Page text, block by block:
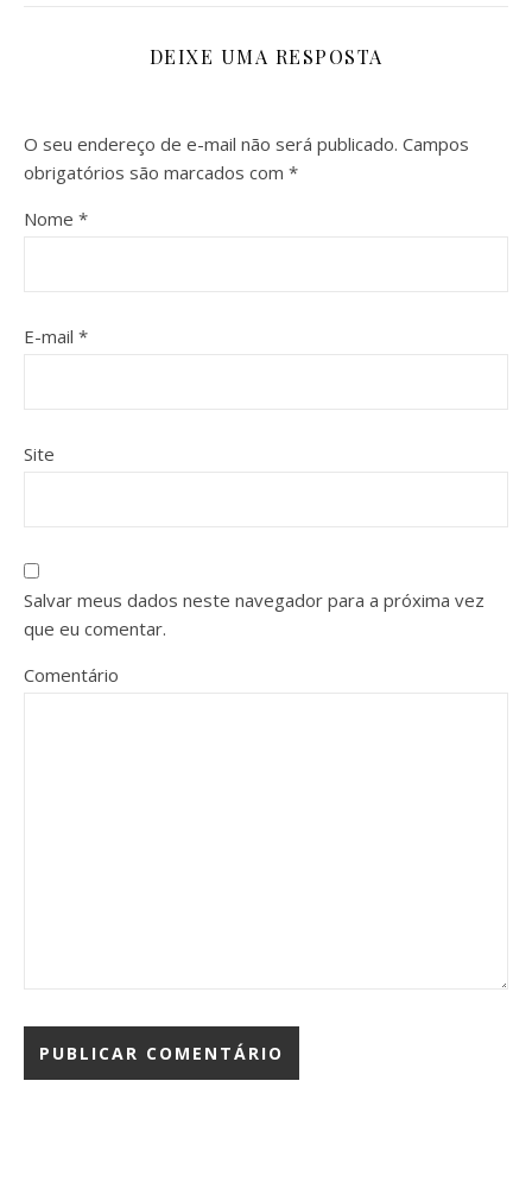
DEIXE UMA RESPOSTA
O seu endereço de e-mail não será publicado. Campos
obrigatórios são marcados com *
Nome *
E-mail *
Site
Salvar meus dados neste navegador para a próxima vez
que eu comentar.
Comentário